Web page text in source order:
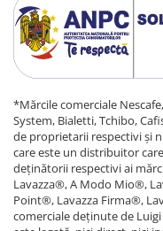
*Mărcile comerciale
System, Bialetti, Tchibo,
de proprietarii respectivi și
care este un distribuitor
deținătorii respectivi ai
Lavazza®, A Modo Mio®,
Point®, Lavazza Firma®,
comerciale deținute de Luigi